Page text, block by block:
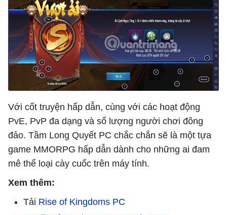
Với cốt truyện hấp dẫn, cùng với các hoạt động
PvE, PvP đa dạng và số lượng người chơi đông
đảo. Tầm Long Quyết PC chắc chắn sẽ là một tựa
game MMORPG hấp dẫn dành cho những ai đam
mê thể loại cày cuốc trên máy tính.
Xem thêm:
Tải Rise of Kingdoms PC